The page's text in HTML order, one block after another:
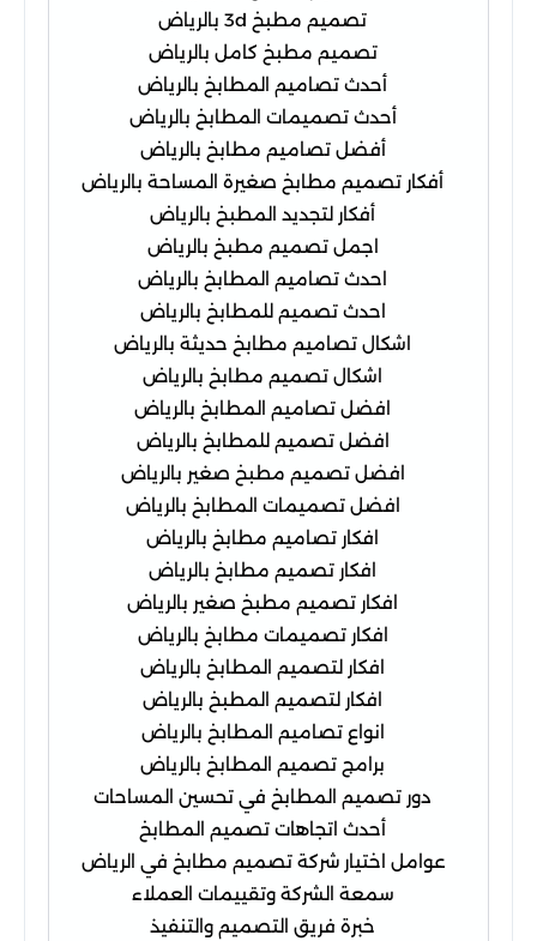
تصميم مطبخ 3d بالرياض
تصميم مطبخ كامل بالرياض
أحدث تصاميم المطابخ بالرياض
أحدث تصميمات المطابخ بالرياض
أفضل تصاميم مطابخ بالرياض
أفكار تصميم مطابخ صغيرة المساحة بالرياض
أفكار لتجديد المطبخ بالرياض
اجمل تصميم مطبخ بالرياض
احدث تصاميم المطابخ بالرياض
احدث تصميم للمطابخ بالرياض
اشكال تصاميم مطابخ حديثة بالرياض
اشكال تصميم مطابخ بالرياض
افضل تصاميم المطابخ بالرياض
افضل تصميم للمطابخ بالرياض
افضل تصميم مطبخ صغير بالرياض
افضل تصميمات المطابخ بالرياض
افكار تصاميم مطابخ بالرياض
افكار تصميم مطابخ بالرياض
افكار تصميم مطبخ صغير بالرياض
افكار تصميمات مطابخ بالرياض
افكار لتصميم المطابخ بالرياض
افكار لتصميم المطبخ بالرياض
انواع تصاميم المطابخ بالرياض
برامج تصميم المطابخ بالرياض
دور تصميم المطابخ في تحسين المساحات
أحدث اتجاهات تصميم المطابخ
عوامل اختيار شركة تصميم مطابخ في الرياض
سمعة الشركة وتقييمات العملاء
خبرة فريق التصميم والتنفيذ